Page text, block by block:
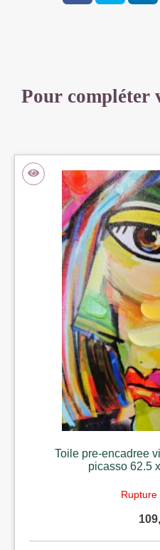
Pour compléter
Toile pre-encadree
picasso 62.5
Rupture